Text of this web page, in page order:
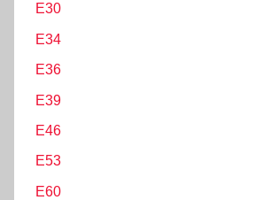
E30
E34
E36
E39
E46
E53
E60